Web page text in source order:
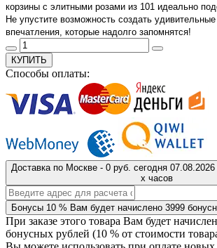
корзины с элитными розами из 101 идеально
Не упустите возможность создать
впечатления, которые надолго запомнятся!
КУПИТЬ
Способы оплаты:
Доставка по Москве - 0 руб. сегодня 07.08.2026
х часов
Бонусы 10 % Вам будет начислено 3999
При заказе этого товара Вам будет
бонусных рублей (10 % от стоимости